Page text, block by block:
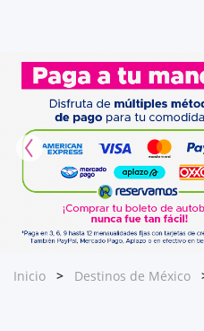
Inicio Destinos de México